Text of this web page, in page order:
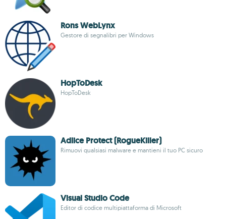
Rons WebLynx
Gestore di segnalibri per Windows
HopToDesk
HopToDesk
Adlice Protect (RogueKiller)
Rimuovi qualsiasi malware e mantieni il tuo PC sicuro
Visual Studio Code
Editor di codice multipiattaforma di Microsoft